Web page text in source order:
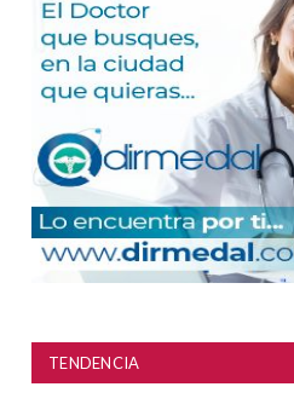
TENDENCIA